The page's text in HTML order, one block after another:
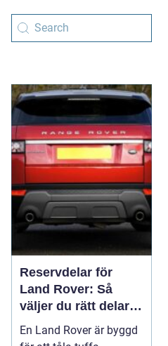
Reservdelar för
Land Rover: Så
väljer du rätt delar
för lång livslängd
och trygg körning
En Land Rover är byggd